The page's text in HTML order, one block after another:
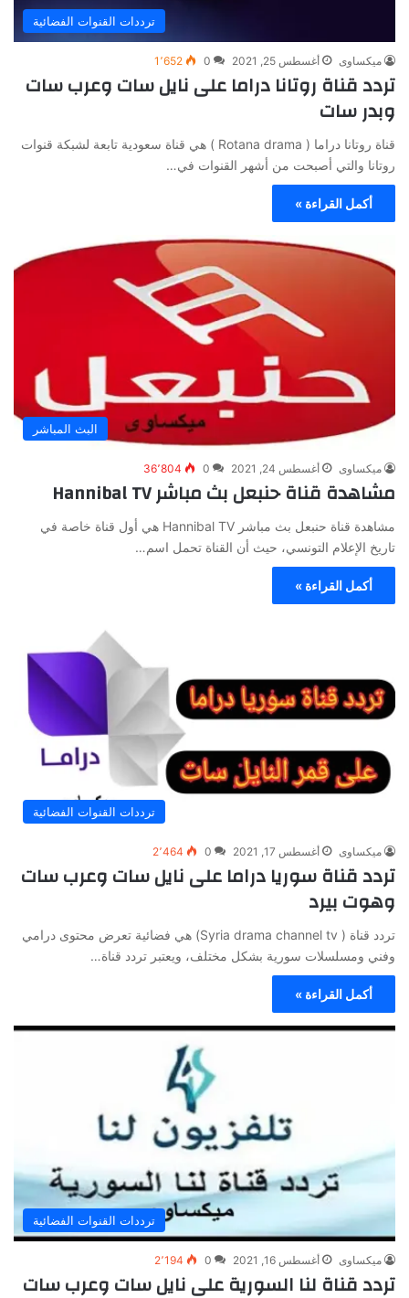
ترددات القنوات الفضائية
ميكساوى أغسطس 25, 2021 0 1٬652
تردد قناة روتانا دراما على نايل سات وعرب سات
وبدر سات
قناة روتانا دراما ( Rotana drama ) هي قناة سعودية تابعة لشبكة قنوات
روتانا والتي أصبحت من أشهر القنوات في…
أكمل القراءة »
البث المباشر
ميكساوى أغسطس 24, 2021 0 36٬804
مشاهدة قناة حنبعل بث مباشر Hannibal TV
مشاهدة قناة حنبعل بث مباشر Hannibal TV هي أول قناة خاصة في
تاريخ الإعلام التونسي، حيث أن القناة تحمل اسم…
أكمل القراءة »
ترددات القنوات الفضائية
ميكساوى أغسطس 17, 2021 0 2٬464
تردد قناة سوريا دراما على نايل سات وعرب سات
وهوت بيرد
تردد قناة ( Syria drama channel tv) هي فضائية تعرض محتوى درامي
وفني ومسلسلات سورية بشكل مختلف، ويعتبر تردد قناة…
أكمل القراءة »
ترددات القنوات الفضائية
ميكساوى أغسطس 16, 2021 0 2٬194
تردد قناة لنا السورية على نايل سات وعرب سات